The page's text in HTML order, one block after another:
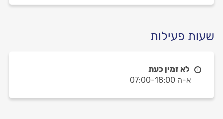
שעות פעילות
לא זמין כעת
א-ה 07:00-18:00